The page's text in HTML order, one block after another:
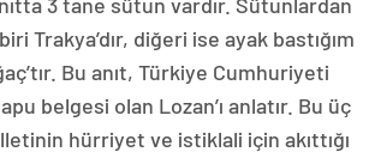
Trakya’dır, diğeri ise ayak bastığım
Bu anıt, Türkiye Cumhuriyeti
belgesi olan Lozan’ı anlatır. Bu üç
hürriyet ve istiklali için akıttığı